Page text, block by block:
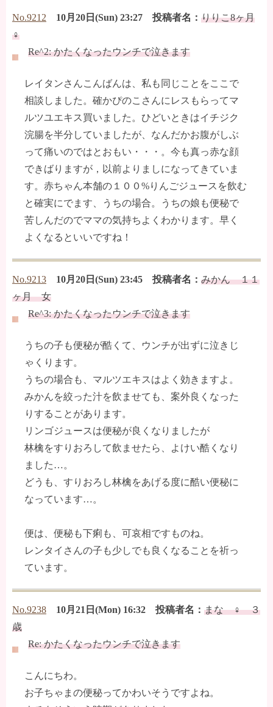
No.9212 10月20日(Sun) 23:27 投稿者名： りりこ8ヶ月
♀
Re^2: かたくなったウンチで泣きます
レイタンさんこんばんは、私も同じことをここで
相談しました。確かぴのこさんにレスもらってマ
ルツユエキス買いました。ひどいときはイチジク
浣腸を半分していましたが、なんだかお腹がしぶ
って痛いのではとおもい・・・。今も真っ赤な顔
できばりますが，以前よりましになってきていま
す。赤ちゃん本舗の１００%りんごジュースを飲む
と確実にでます、うちの場合。うちの娘も便秘で
苦しんだのでママの気持ちよくわかります。早く
よくなるといいですね！
No.9213 10月20日(Sun) 23:45 投稿者名： みかん １１
ヶ月 女
Re^3: かたくなったウンチで泣きます
うちの子も便秘が酷くて、ウンチが出ずに泣きじ
ゃくります。
うちの場合も、マルツエキスはよく効きますよ。
みかんを絞った汁を飲ませても、案外良くなった
りすることがあります。
リンゴジュースは便秘が良くなりましたが
林檎をすりおろして飲ませたら、よけい酷くなり
ました…。
どうも、すりおろし林檎をあげる度に酷い便秘に
なっています…。
便は、便秘も下痢も、可哀相ですものね。
レンタイさんの子も少しでも良くなることを祈っ
ています。
No.9238 10月21日(Mon) 16:32 投稿者名： まな ♀ ３
歳
Re: かたくなったウンチで泣きます
こんにちわ。
お子ちゃまの便秘ってかわいそうですよね。